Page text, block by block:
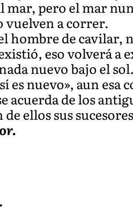
pero el mar
vuelven a correr.
hombre de cavilar,
eso volverá a
nuevo bajo el sol.
es nuevo», aun esa
acuerda de los
ellos sus